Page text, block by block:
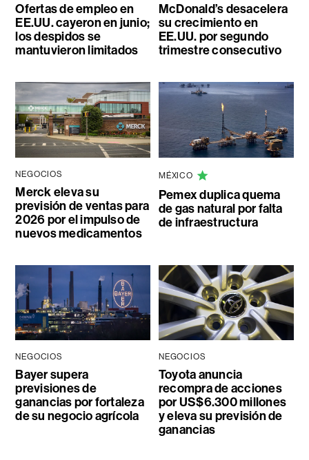
Ofertas de empleo en
EE.UU. cayeron en junio;
los despidos se
mantuvieron limitados
McDonald’s desacelera
su crecimiento en
EE.UU. por segundo
trimestre consecutivo
NEGOCIOS
Merck eleva su
previsión de ventas para
2026 por el impulso de
nuevos medicamentos
MÉXICO
Pemex duplica quema
de gas natural por falta
de infraestructura
NEGOCIOS
Bayer supera
previsiones de
ganancias por fortaleza
de su negocio agrícola
NEGOCIOS
Toyota anuncia
recompra de acciones
por US$6.300 millones
y eleva su previsión de
ganancias